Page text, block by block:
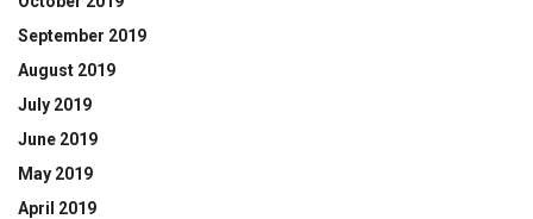
September 2019
August 2019
July 2019
June 2019
May 2019
April 2019